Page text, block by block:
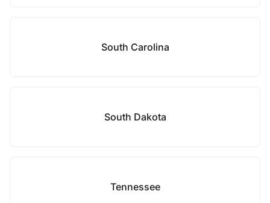
South Carolina
South Dakota
Tennessee